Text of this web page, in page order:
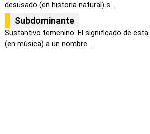
desusado (en historia natural) s...
Subdominante
Sustantivo femenino. El significado de esta
(en música) a un nombre ...